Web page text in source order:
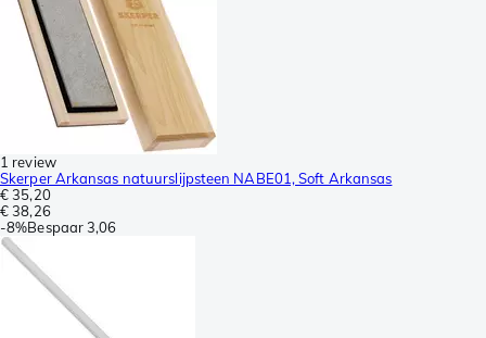
1 review
Skerper Arkansas natuurslijpsteen NABE01, Soft Arkansas
€ 35,20
€ 38,26
-8%Bespaar3,06